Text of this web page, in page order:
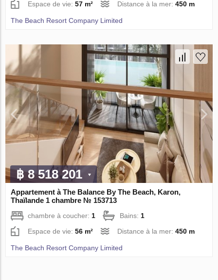
Espace de vie:57 m² Distance à la mer:450 m
The Beach Resort Company Limited
฿ 8 518 201
Appartement à The Balance By The Beach, Karon,
Thaïlande 1 chambre № 153713
chambre à coucher: 1 Bains: 1
Espace de vie:56 m² Distance à la mer:450 m
The Beach Resort Company Limited